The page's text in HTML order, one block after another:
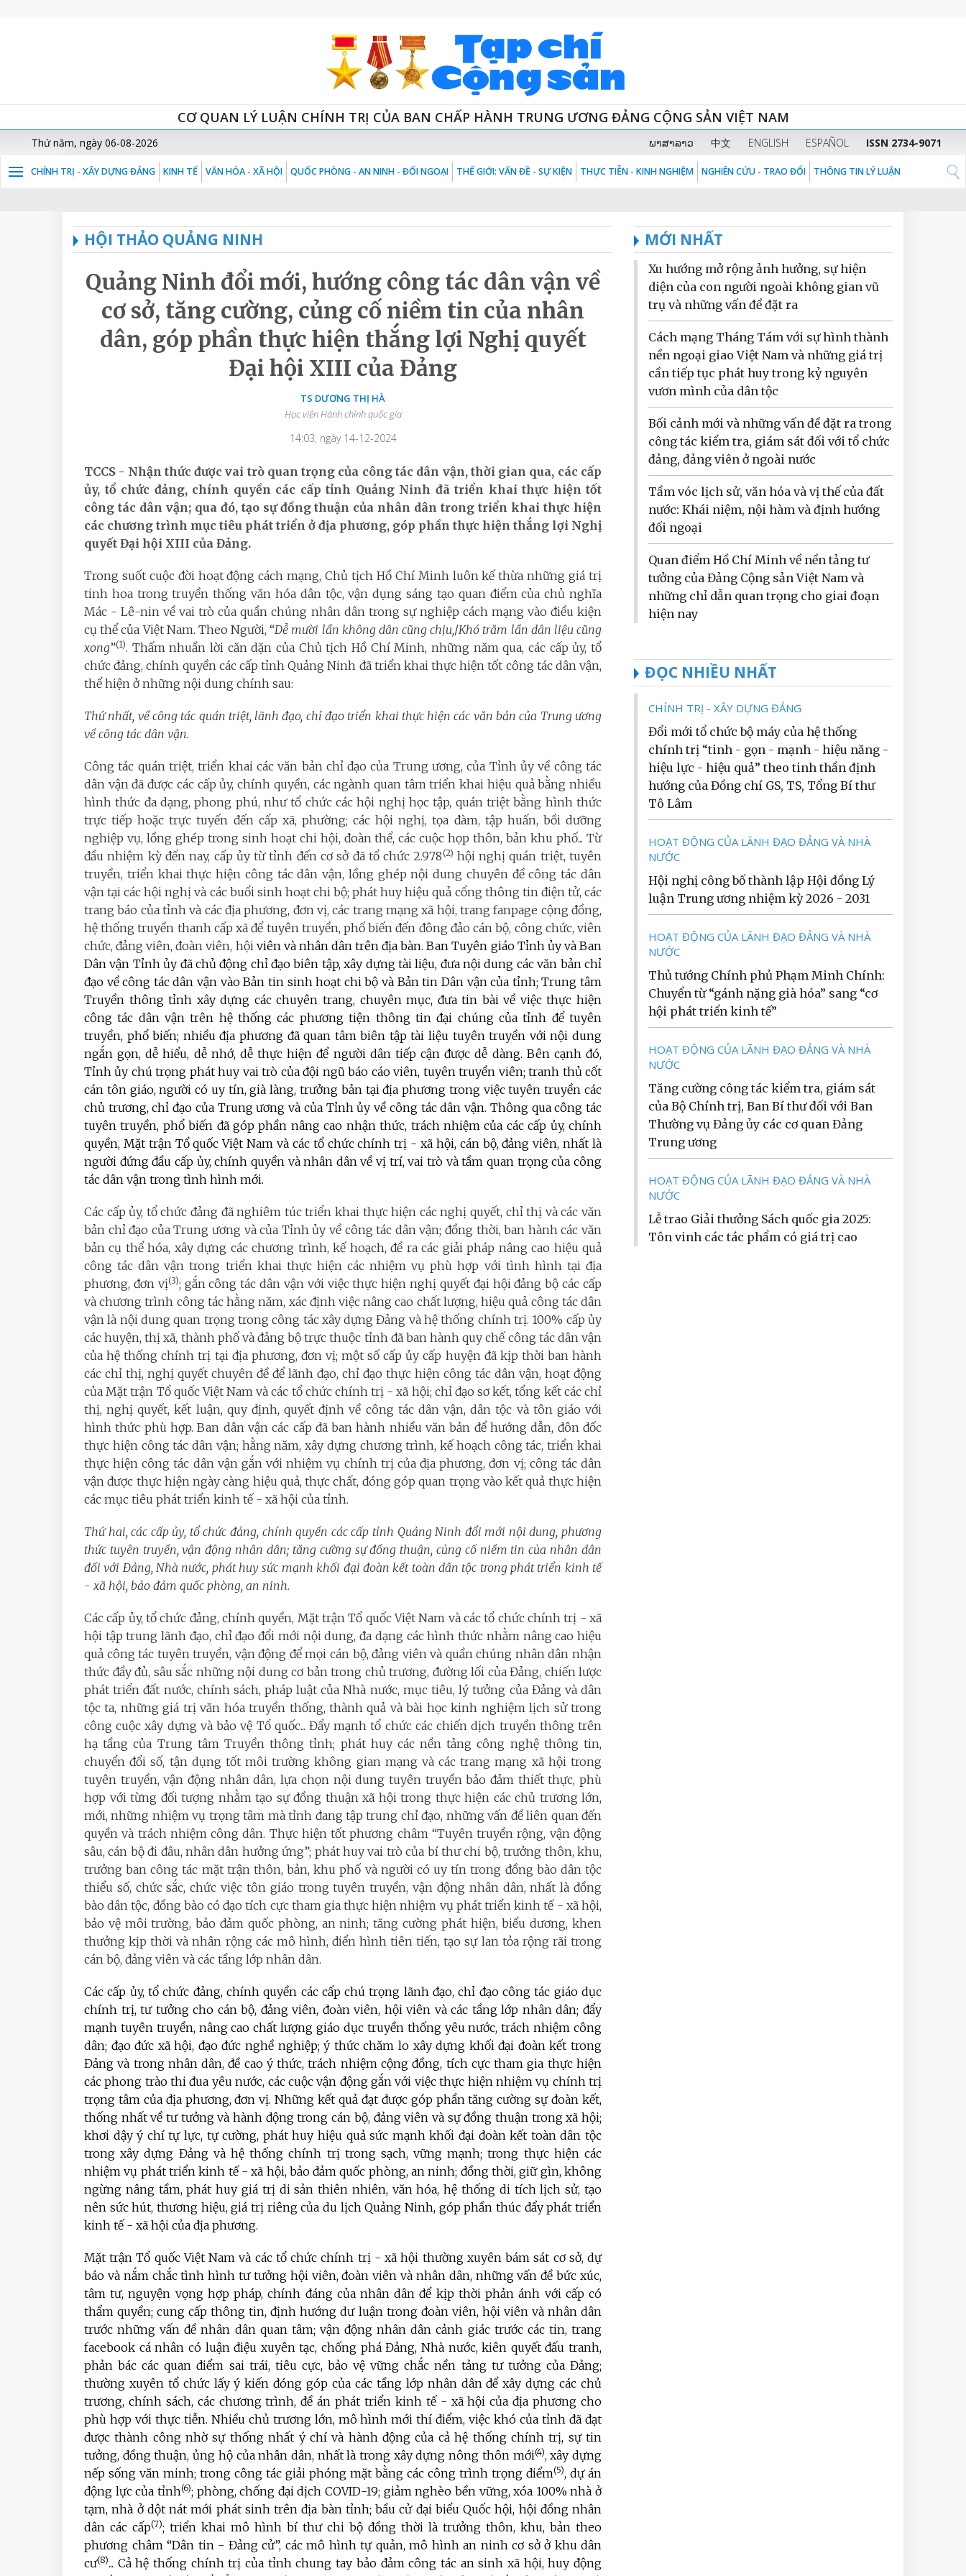
CƠ QUAN LÝ LUẬN CHÍNH TRỊ CỦA BAN CHẤP HÀNH TRUNG ƯƠNG ĐẢNG CỘNG SẢN VIỆT NAM
Thứ năm, ngày 06-08-2026 ພາສາລາວ 中文 ENGLISH ESPAÑOL ISSN 2734-9071
CHÍNH TRỊ - XÂY DỰNG ĐẢNG KINH TẾ VĂN HÓA - XÃ HỘI QUỐC PHÒNG - AN NINH - ĐỐI NGOẠI THẾ GIỚI: VẤN ĐỀ - SỰ KIỆN THỰC TIỄN - KINH NGHIỆM NGHIÊN CỨU - TRAO ĐỔI THÔNG TIN LÝ LUẬN
HỘI THẢO QUẢNG NINH
Quảng Ninh đổi mới, hướng công tác dân vận về
cơ sở, tăng cường, củng cố niềm tin của nhân
dân, góp phần thực hiện thắng lợi Nghị quyết
Đại hội XIII của Đảng
TS DƯƠNG THỊ HÀ
Học viện Hành chính quốc gia
14:03, ngày 14-12-2024
TCCS - Nhận thức được vai trò quan trọng của công tác dân vận, thời gian qua, các cấp
ủy, tổ chức đảng, chính quyền các cấp tỉnh Quảng Ninh đã triển khai thực hiện tốt
công tác dân vận; qua đó, tạo sự đồng thuận của nhân dân trong triển khai thực hiện
các chương trình mục tiêu phát triển ở địa phương, góp phần thực hiện thắng lợi Nghị
quyết Đại hội XIII của Đảng.
Trong suốt cuộc đời hoạt động cách mạng, Chủ tịch Hồ Chí Minh luôn kế thừa những giá trị
tinh hoa trong truyền thống văn hóa dân tộc, vận dụng sáng tạo quan điểm của chủ nghĩa
Mác - Lê-nin về vai trò của quần chúng nhân dân trong sự nghiệp cách mạng vào điều kiện
cụ thể của Việt Nam. Theo Người, “Dễ mười lần không dân cũng chịu,/Khó trăm lần dân liệu cũng
xong”(1). Thấm nhuần lời căn dặn của Chủ tịch Hồ Chí Minh, những năm qua, các cấp ủy, tổ
chức đảng, chính quyền các cấp tỉnh Quảng Ninh đã triển khai thực hiện tốt công tác dân vận,
thể hiện ở những nội dung chính sau:
Thứ nhất, về công tác quán triệt, lãnh đạo, chỉ đạo triển khai thực hiện các văn bản của Trung ương
về công tác dân vận.
Công tác quán triệt, triển khai các văn bản chỉ đạo của Trung ương, của Tỉnh ủy về công tác
dân vận đã được các cấp ủy, chính quyền, các ngành quan tâm triển khai hiệu quả bằng nhiều
hình thức đa dạng, phong phú, như tổ chức các hội nghị học tập, quán triệt bằng hình thức
trực tiếp hoặc trực tuyến đến cấp xã, phường; các hội nghị, tọa đàm, tập huấn, bồi dưỡng
nghiệp vụ, lồng ghép trong sinh hoạt chi hội, đoàn thể, các cuộc họp thôn, bản khu phố... Từ
đầu nhiệm kỳ đến nay, cấp ủy từ tỉnh đến cơ sở đã tổ chức 2.978 (2) hội nghị quán triệt, tuyên
truyền, triển khai thực hiện công tác dân vận, lồng ghép nội dung chuyên đề công tác dân
vận tại các hội nghị và các buổi sinh hoạt chi bộ; phát huy hiệu quả cổng thông tin điện tử, các
trang báo của tỉnh và các địa phương, đơn vị, các trang mạng xã hội, trang fanpage cộng đồng,
hệ thống truyền thanh cấp xã để tuyên truyền, phố biến đến đông đảo cán bộ, công chức, viên
chức, đảng viên, đoàn viên, hội viên và nhân dân trên địa bàn. Ban Tuyên giáo Tỉnh ủy và Ban
Dân vận Tỉnh ủy đã chủ động chỉ đạo biên tập, xây dựng tài liệu, đưa nội dung các văn bản chỉ
đạo về công tác dân vận vào Bản tin sinh hoạt chi bộ và Bản tin Dân vận của tỉnh; Trung tâm
Truyền thông tỉnh xây dựng các chuyên trang, chuyên mục, đưa tin bài về việc thực hiện
công tác dân vận trên hệ thống các phương tiện thông tin đại chúng của tỉnh để tuyên
truyền, phổ biến; nhiều địa phương đã quan tâm biên tập tài liệu tuyên truyền với nội dung
ngắn gọn, dễ hiểu, dễ nhớ, dễ thực hiện để người dân tiếp cận được dễ dàng. Bên cạnh đó,
Tỉnh ủy chú trọng phát huy vai trò của đội ngũ báo cáo viên, tuyên truyền viên; tranh thủ cốt
cán tôn giáo, người có uy tín, già làng, trưởng bản tại địa phương trong việc tuyên truyền các
chủ trương, chỉ đạo của Trung ương và của Tỉnh ủy về công tác dân vận. Thông qua công tác
tuyên truyền, phổ biến đã góp phần nâng cao nhận thức, trách nhiệm của các cấp ủy, chính
quyền, Mặt trận Tổ quốc Việt Nam và các tổ chức chính trị - xã hội, cán bộ, đảng viên, nhất là
người đứng đầu cấp ủy, chính quyền và nhân dân về vị trí, vai trò và tầm quan trọng của công
tác dân vận trong tình hình mới.
Các cấp ủy, tổ chức đảng đã nghiêm túc triển khai thực hiện các nghị quyết, chỉ thị và các văn
bản chỉ đạo của Trung ương và của Tỉnh ủy về công tác dân vận; đồng thời, ban hành các văn
bản cụ thể hóa, xây dựng các chương trình, kế hoạch, đề ra các giải pháp nâng cao hiệu quả
công tác dân vận trong triển khai thực hiện các nhiệm vụ phù hợp với tình hình tại địa
phương, đơn vị(3); gắn công tác dân vận với việc thực hiện nghị quyết đại hội đảng bộ các cấp
và chương trình công tác hằng năm, xác định việc nâng cao chất lượng, hiệu quả công tác dân
vận là nội dung quan trọng trong công tác xây dựng Đảng và hệ thống chính trị. 100% cấp ủy
các huyện, thị xã, thành phố và đảng bộ trực thuộc tỉnh đã ban hành quy chế công tác dân vận
của hệ thống chính trị tại địa phương, đơn vị; một số cấp ủy cấp huyện đã kịp thời ban hành
các chỉ thị, nghị quyết chuyên đề để lãnh đạo, chỉ đạo thực hiện công tác dân vận, hoạt động
của Mặt trận Tổ quốc Việt Nam và các tổ chức chính trị - xã hội; chỉ đạo sơ kết, tổng kết các chỉ
thị, nghị quyết, kết luận, quy định, quyết định về công tác dân vận, dân tộc và tôn giáo với
hình thức phù hợp. Ban dân vận các cấp đã ban hành nhiều văn bản để hướng dẫn, đôn đốc
thực hiện công tác dân vận; hằng năm, xây dựng chương trình, kế hoạch công tác, triển khai
thực hiện công tác dân vận gắn với nhiệm vụ chính trị của địa phương, đơn vị; công tác dân
vận được thực hiện ngày càng hiệu quả, thực chất, đóng góp quan trọng vào kết quả thực hiện
các mục tiêu phát triển kinh tế - xã hội của tỉnh.
Thứ hai, các cấp ủy, tổ chức đảng, chính quyền các cấp tỉnh Quảng Ninh đổi mới nội dung, phương
thức tuyên truyền, vận động nhân dân; tăng cường sự đồng thuận, củng cố niềm tin của nhân dân
đối với Đảng, Nhà nước, phát huy sức mạnh khối đại đoàn kết toàn dân tộc trong phát triển kinh tế
- xã hội, bảo đảm quốc phòng, an ninh.
Các cấp ủy, tổ chức đảng, chính quyền, Mặt trận Tổ quốc Việt Nam và các tổ chức chính trị - xã
hội tập trung lãnh đạo, chỉ đạo đổi mới nội dung, đa dạng các hình thức nhằm nâng cao hiệu
quả công tác tuyên truyền, vận động để mọi cán bộ, đảng viên và quần chúng nhân dân nhận
thức đầy đủ, sâu sắc những nội dung cơ bản trong chủ trương, đường lối của Đảng, chiến lược
phát triển đất nước, chính sách, pháp luật của Nhà nước, mục tiêu, lý tưởng của Đảng và dân
tộc ta, những giá trị văn hóa truyền thống, thành quả và bài học kinh nghiệm lịch sử trong
công cuộc xây dựng và bảo vệ Tổ quốc... Đẩy mạnh tổ chức các chiến dịch truyền thông trên
hạ tầng của Trung tâm Truyền thông tỉnh; phát huy các nền tảng công nghệ thông tin,
chuyển đổi số, tận dụng tốt môi trường không gian mạng và các trang mạng xã hội trong
tuyên truyền, vận động nhân dân, lựa chọn nội dung tuyên truyền bảo đảm thiết thực, phù
hợp với từng đối tượng nhằm tạo sự đồng thuận xã hội trong thực hiện các chủ trương lớn,
mới, những nhiệm vụ trọng tâm mà tỉnh đang tập trung chỉ đạo, những vấn đề liên quan đến
quyền và trách nhiệm công dân. Thực hiện tốt phương châm “Tuyên truyền rộng, vận động
sâu, cán bộ đi đâu, nhân dân hưởng ứng”; phát huy vai trò của bí thư chi bộ, trưởng thôn, khu,
trưởng ban công tác mặt trận thôn, bản, khu phố và người có uy tín trong đồng bào dân tộc
thiểu số, chức sắc, chức việc tôn giáo trong tuyên truyền, vận động nhân dân, nhất là đồng
bào dân tộc, đồng bào có đạo tích cực tham gia thực hiện nhiệm vụ phát triển kinh tế - xã hội,
bảo vệ môi trường, bảo đảm quốc phòng, an ninh; tăng cường phát hiện, biểu dương, khen
thưởng kịp thời và nhân rộng các mô hình, điển hình tiên tiến, tạo sự lan tỏa rộng rãi trong
cán bộ, đảng viên và các tầng lớp nhân dân.
Các cấp ủy, tổ chức đảng, chính quyền các cấp chú trọng lãnh đạo, chỉ đạo công tác giáo dục
chính trị, tư tưởng cho cán bộ, đảng viên, đoàn viên, hội viên và các tầng lớp nhân dân; đẩy
mạnh tuyên truyền, nâng cao chất lượng giáo dục truyền thống yêu nước, trách nhiệm công
dân; đạo đức xã hội, đạo đức nghề nghiệp; ý thức chăm lo xây dựng khối đại đoàn kết trong
Đảng và trong nhân dân, đề cao ý thức, trách nhiệm cộng đồng, tích cực tham gia thực hiện
các phong trào thi đua yêu nước, các cuộc vận động gắn với việc thực hiện nhiệm vụ chính trị
trọng tâm của địa phương, đơn vị. Những kết quả đạt được góp phần tăng cường sự đoàn kết,
thống nhất về tư tưởng và hành động trong cán bộ, đảng viên và sự đồng thuận trong xã hội;
khơi dậy ý chí tự lực, tự cường, phát huy hiệu quả sức mạnh khối đại đoàn kết toàn dân tộc
trong xây dựng Đảng và hệ thống chính trị trong sạch, vững mạnh; trong thực hiện các
nhiệm vụ phát triển kinh tế - xã hội, bảo đảm quốc phòng, an ninh; đồng thời, giữ gìn, không
ngừng nâng tầm, phát huy giá trị di sản thiên nhiên, văn hóa, hệ thống di tích lịch sử, tạo
nên sức hút, thương hiệu, giá trị riêng của du lịch Quảng Ninh, góp phần thúc đẩy phát triển
kinh tế - xã hội của địa phương.
Mặt trận Tổ quốc Việt Nam và các tổ chức chính trị - xã hội thường xuyên bám sát cơ sở, dự
báo và nắm chắc tình hình tư tưởng hội viên, đoàn viên và nhân dân, những vấn đề bức xúc,
tâm tư, nguyện vọng hợp pháp, chính đáng của nhân dân để kịp thời phản ánh với cấp có
thẩm quyền; cung cấp thông tin, định hướng dư luận trong đoàn viên, hội viên và nhân dân
trước những vấn đề nhân dân quan tâm; vận động nhân dân cảnh giác trước các tin, trang
facebook cá nhân có luận điệu xuyên tạc, chống phá Đảng, Nhà nước, kiên quyết đấu tranh,
phản bác các quan điểm sai trái, tiêu cực, bảo vệ vững chắc nền tảng tư tưởng của Đảng;
thường xuyên tổ chức lấy ý kiến đóng góp của các tầng lớp nhân dân để xây dựng các chủ
trương, chính sách, các chương trình, đề án phát triển kinh tế - xã hội của địa phương cho
phù hợp với thực tiễn. Nhiều chủ trương lớn, mô hình mới thí điểm, việc khó của tỉnh đã đạt
được thành công nhờ sự thống nhất ý chí và hành động của cả hệ thống chính trị, sự tin
tưởng, đồng thuận, ủng hộ của nhân dân, nhất là trong xây dựng nông thôn mới(4), xây dựng
nếp sống văn minh; trong công tác giải phóng mặt bằng các công trình trọng điểm(5), dự án
động lực của tỉnh(6); phòng, chống đại dịch COVID-19; giảm nghèo bền vững, xóa 100% nhà ở
tạm, nhà ở dột nát mới phát sinh trên địa bàn tỉnh; bầu cử đại biểu Quốc hội, hội đồng nhân
dân các cấp(7); triển khai mô hình bí thư chi bộ đồng thời là trưởng thôn, khu, bản theo
phương châm “Dân tin - Đảng cử”, các mô hình tự quản, mô hình an ninh cơ sở ở khu dân
cư(8)... Cả hệ thống chính trị của tỉnh chung tay bảo đảm công tác an sinh xã hội, huy động
MỚI NHẤT
Xu hướng mở rộng ảnh hưởng, sự hiện
diện của con người ngoài không gian vũ
trụ và những vấn đề đặt ra
Cách mạng Tháng Tám với sự hình thành
nền ngoại giao Việt Nam và những giá trị
cần tiếp tục phát huy trong kỷ nguyên
vươn mình của dân tộc
Bối cảnh mới và những vấn đề đặt ra trong
công tác kiểm tra, giám sát đối với tổ chức
đảng, đảng viên ở ngoài nước
Tầm vóc lịch sử, văn hóa và vị thế của đất
nước: Khái niệm, nội hàm và định hướng
đối ngoại
Quan điểm Hồ Chí Minh về nền tảng tư
tưởng của Đảng Cộng sản Việt Nam và
những chỉ dẫn quan trọng cho giai đoạn
hiện nay
ĐỌC NHIỀU NHẤT
CHÍNH TRỊ - XÂY DỰNG ĐẢNG
Đổi mới tổ chức bộ máy của hệ thống
chính trị “tinh - gọn - mạnh - hiệu năng -
hiệu lực - hiệu quả” theo tinh thần định
hướng của Đồng chí GS, TS, Tổng Bí thư
Tô Lâm
HOẠT ĐỘNG CỦA LÃNH ĐẠO ĐẢNG VÀ NHÀ
NƯỚC
Hội nghị công bố thành lập Hội đồng Lý
luận Trung ương nhiệm kỳ 2026 - 2031
HOẠT ĐỘNG CỦA LÃNH ĐẠO ĐẢNG VÀ NHÀ
NƯỚC
Thủ tướng Chính phủ Phạm Minh Chính:
Chuyển từ “gánh nặng già hóa” sang “cơ
hội phát triển kinh tế”
HOẠT ĐỘNG CỦA LÃNH ĐẠO ĐẢNG VÀ NHÀ
NƯỚC
Tăng cường công tác kiểm tra, giám sát
của Bộ Chính trị, Ban Bí thư đối với Ban
Thường vụ Đảng ủy các cơ quan Đảng
Trung ương
HOẠT ĐỘNG CỦA LÃNH ĐẠO ĐẢNG VÀ NHÀ
NƯỚC
Lễ trao Giải thưởng Sách quốc gia 2025:
Tôn vinh các tác phẩm có giá trị cao